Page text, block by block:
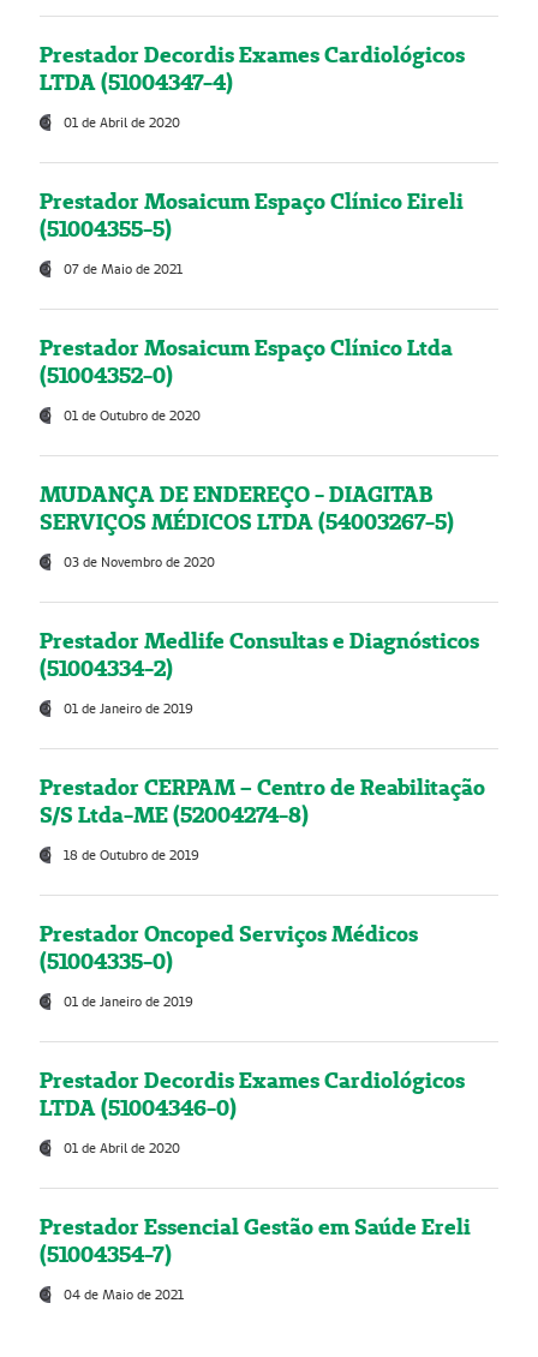
Prestador Decordis Exames Cardiológicos
LTDA (51004347-4)
01 de Abril de 2020
Prestador Mosaicum Espaço Clínico Eireli
(51004355-5)
07 de Maio de 2021
Prestador Mosaicum Espaço Clínico Ltda
(51004352-0)
01 de Outubro de 2020
MUDANÇA DE ENDEREÇO - DIAGITAB
SERVIÇOS MÉDICOS LTDA (54003267-5)
03 de Novembro de 2020
Prestador Medlife Consultas e Diagnósticos
(51004334-2)
01 de Janeiro de 2019
Prestador CERPAM – Centro de Reabilitação
S/S Ltda-ME (52004274-8)
18 de Outubro de 2019
Prestador Oncoped Serviços Médicos
(51004335-0)
01 de Janeiro de 2019
Prestador Decordis Exames Cardiológicos
LTDA (51004346-0)
01 de Abril de 2020
Prestador Essencial Gestão em Saúde Ereli
(51004354-7)
04 de Maio de 2021